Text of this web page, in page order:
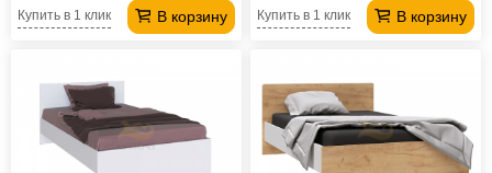
В корзину
Купить в 1 клик В корзину
Купить в 1 клик